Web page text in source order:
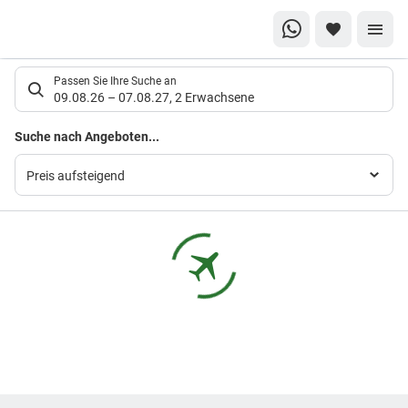
Suchlistenseite
Passen Sie Ihre Suche an
09.08.26 – 07.08.27, 2 Erwachsene
Suche nach Angeboten...
Preis aufsteigend